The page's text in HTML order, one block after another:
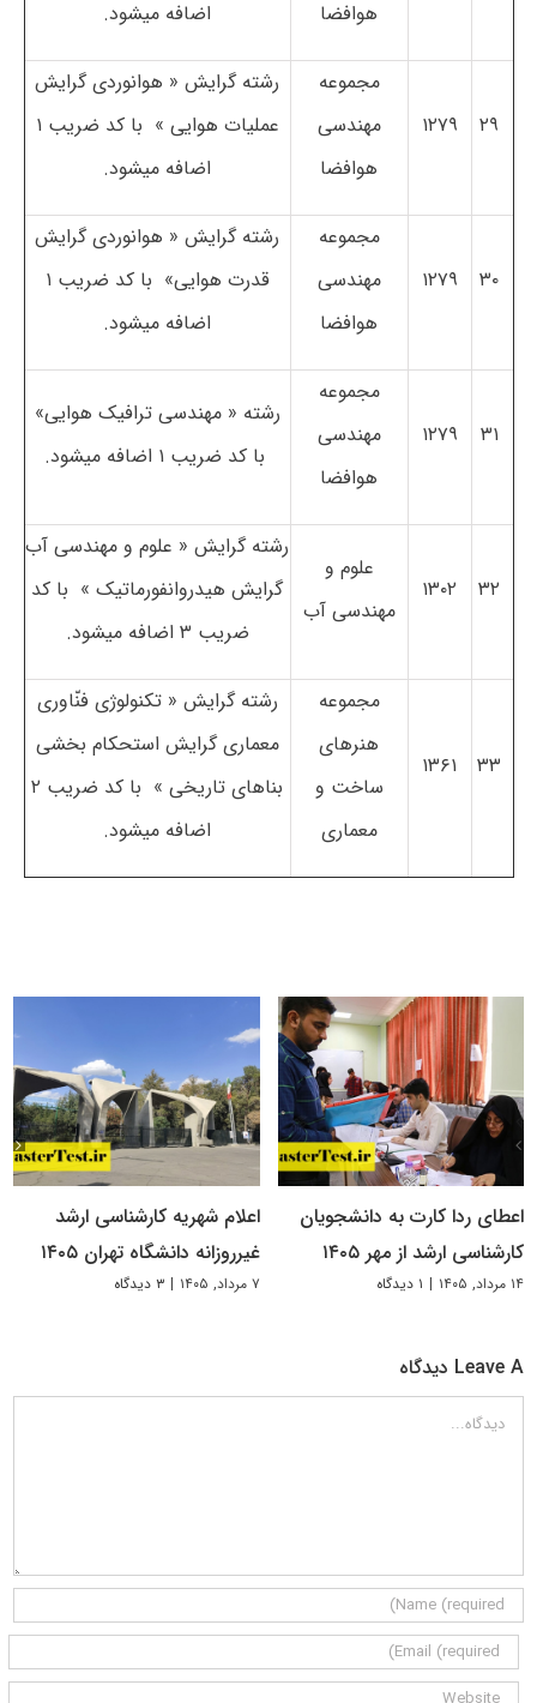
هوافضا اضافه می­شود.
۱۲۷۹
مجموعه
مهندسی
هوافضا
رشته ­گرایش « هوانوردی گرایش
عملیات هوایی » با کد ضریب ۱
اضافه می­شود.
۱۲۷۹
مجموعه
مهندسی
هوافضا
رشته­ گرایش « هوانوردی گرایش
قدرت هوایی» با کد ضریب ۱
اضافه می­شود.
۱۲۷۹
مجموعه
مهندسی
هوافضا
رشته « مهندسی ترافیک هوایی»
با کد ضریب ۱ اضافه می­شود.
۱۳۰۲
علوم و
مهندسی آب
رشته­ گرایش « علوم و مهندسی آب
گرایش هیدروانفورماتیک » با کد
ضریب ۳ اضافه می­شود.
۱۳۶۱
مجموعه
هنرهای
ساخت و
معماری
رشته ­گرایش « تکنولوژی فنّاوری
معماری گرایش استحکام بخشی
بناهای تاریخی » با کد ضریب ۲
اضافه می­شود.
اعطای ردا کارت به دانشجویان
کارشناسی ارشد از مهر ۱۴۰۵
۱۴ مرداد, ۱۴۰۵ | ۱ دیدگاه
اعلام شهریه کارشناسی ارشد
غیرروزانه دانشگاه تهران ۱۴۰۵
۷ مرداد, ۱۴۰۵ | ۳ دیدگاه
Leave A دیدگاه
دیدگاه